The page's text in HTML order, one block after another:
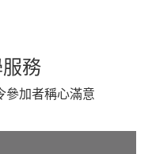
務
參加者稱心滿意